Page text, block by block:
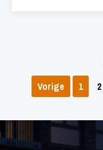
Vorige
1 2